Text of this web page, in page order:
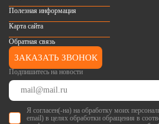
Подпишитесь на новости
Я согласен(-на) на обработку моих
email) в целях обработки обращения в
Полезная информация
Карта сайта
Обратная связь
ЗАКАЗАТЬ ЗВОНОК